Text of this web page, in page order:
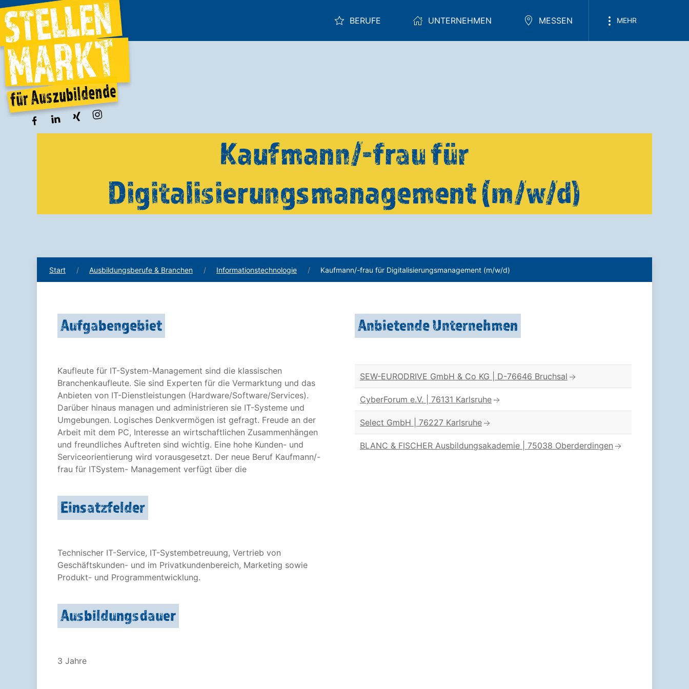
BERUFE UNTERNEHMEN MESSEN MEHR
Kaufmann/-frau für
Digitalisierungsmanagement (m/w/d)
Start Ausbildungsberufe & Branchen Informationstechnologie Kaufmann/-frau für Digitalisierungsmanagement (m/w/d)
Aufgabengebiet
Kaufleute für IT-System-Management sind die klassischen
Branchenkaufleute. Sie sind Experten für die Vermarktung und das
Anbieten von IT-Dienstleistungen (Hardware/Software/Services).
Darüber hinaus managen und administrieren sie IT-Systeme und
Umgebungen. Logisches Denkvermögen ist gefragt. Freude an der
Arbeit mit dem PC, Interesse an wirtschaftlichen Zusammenhängen
und freundliches Auftreten sind wichtig. Eine hohe Kunden- und
Serviceorientierung wird vorausgesetzt. Der neue Beruf Kaufmann/-
frau für ITSystem- Management verfügt über die
Einsatzfelder
Technischer IT-Service, IT-Systembetreuung, Vertrieb von
Geschäftskunden- und im Privatkundenbereich, Marketing sowie
Produkt- und Programmentwicklung.
Ausbildungsdauer
3 Jahre
Anbietende Unternehmen
SEW-EURODRIVE GmbH & Co KG | D-76646 Bruchsal
CyberForum e.V. | 76131 Karlsruhe
Select GmbH | 76227 Karlsruhe
BLANC & FISCHER Ausbildungsakademie | 75038 Oberderdingen